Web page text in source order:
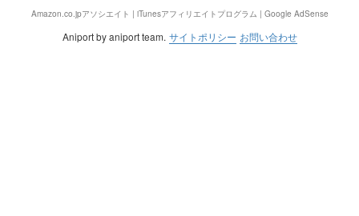
Amazon.co.jpアソシエイト | iTunesアフィリエイトプログラム | Google AdSense
Aniport by aniport team. サイトポリシー お問い合わせ